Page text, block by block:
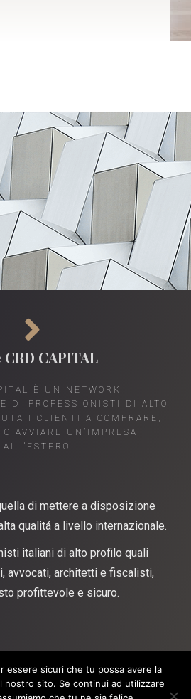
CRD CAPITAL
È UN NETWORK
DI PROFESSIONISTI DI ALTO
I CLIENTI A COMPRARE,
O AVVIARE UN’IMPRESA
ALL’ESTERO.
di mettere a disposizione
qualitá a livello internazionale.
italiani di alto profilo quali
avvocati, architetti e fiscalisti,
profittevole e sicuro.
essere sicuri che tu possa avere la
nostro sito. Se continui ad utilizzare